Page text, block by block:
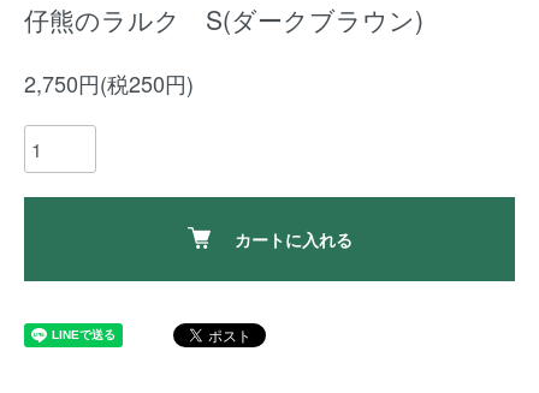
仔熊のラルク S(ダークブラウン)
2,750円(税250円)
カートに入れる